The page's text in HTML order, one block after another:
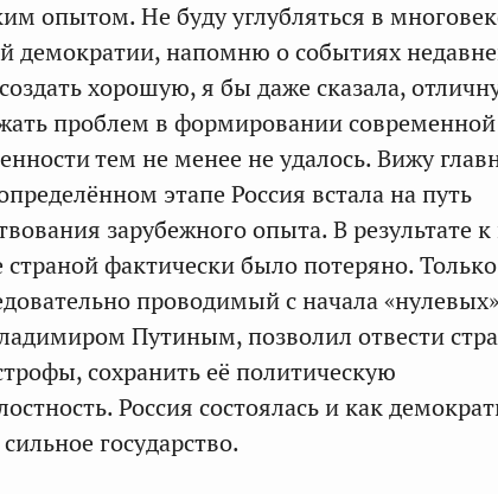
опытом. Не буду углубляться в
демократии, напомню о событиях
хорошую, я бы даже сказала,
проблем в формировании современной
тем не менее не удалось. Вижу
этапе Россия встала на путь
зарубежного опыта. В результате
страной фактически было потеряно.
проводимый с начала «нулевых»
Путиным, позволил отвести
сохранить её политическую
Россия состоялась и как
государство.